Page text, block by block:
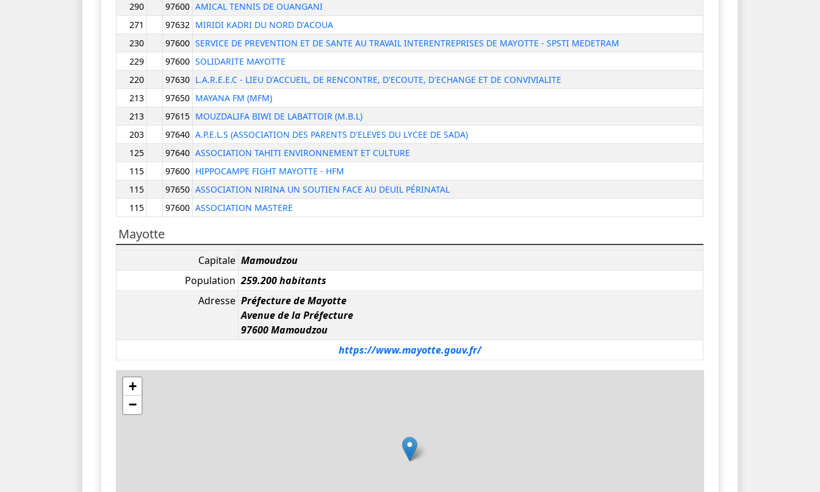
290
97600 AMICAL TENNIS DE OUANGANI
271
97632 MIRIDI KADRI DU NORD D'ACOUA
230
97600 SERVICE DE PREVENTION ET DE SANTE AU TRAVAIL INTERENTREPRISES DE MAYOTTE - SPSTI MEDETRAM
229
97600 SOLIDARITE MAYOTTE
220
97630 L.A.R.E.E.C - LIEU D'ACCUEIL, DE RENCONTRE, D'ECOUTE, D'ECHANGE ET DE CONVIVIALITE
213
97650 MAYANA FM (MFM)
213
97615 MOUZDALIFA BIWI DE LABATTOIR (M.B.L)
203
97640 A.P.E.L.S (ASSOCIATION DES PARENTS D'ELEVES DU LYCEE DE SADA)
125
97640 ASSOCIATION TAHITI ENVIRONNEMENT ET CULTURE
115
97600 HIPPOCAMPE FIGHT MAYOTTE - HFM
115
97650 ASSOCIATION NIRINA UN SOUTIEN FACE AU DEUIL PÉRINATAL
115
97600 ASSOCIATION MASTERE
Mayotte
Capitale Mamoudzou
Population 259.200 habitants
Adresse Préfecture de Mayotte
Avenue de la Préfecture
97600 Mamoudzou
https://www.mayotte.gouv.fr/
+
−